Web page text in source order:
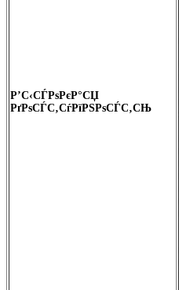
Р’С‹СЃРѕРєР°СЏ
РґРѕСЃС‚СѓРїРЅРѕСЃС‚СЊ